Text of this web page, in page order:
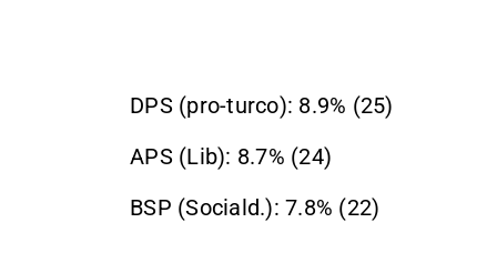
DPS (pro-turco): 8.9% (25)
APS (Lib): 8.7% (24)
BSP (Sociald.): 7.8% (22)